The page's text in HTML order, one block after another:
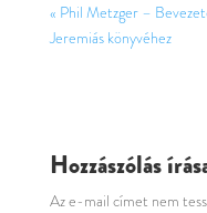
« Phil Metzger –
Jeremiás könyvéhez
Hozzászólás
Az e-mail címet nem